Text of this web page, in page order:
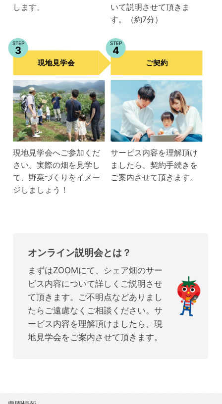
します。 いて説明させて頂きま
す。（約7分）
STEP
3
現地見学会
現地見学会へご参加くだ
さい。実際の畑を見学し
て、野菜づくりをイメー
ジしましょう！
STEP
4
ご契約
サービス内容を理解頂け
ましたら、契約手続きを
ご案内させて頂きます。
オンライン説明会とは？
まずはZOOMにて、シェア畑のサー
ビス内容について詳しくご説明させ
て頂きます。ご不明点などありまし
たらご遠慮なくご相談ください。サ
ービス内容を理解頂けましたら、現
地見学会をご案内させて頂きます。